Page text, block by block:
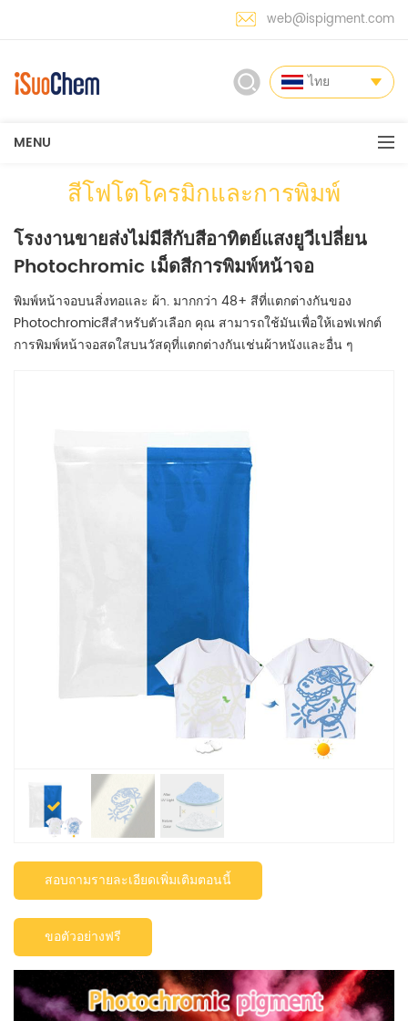
web@ispigment.com
ไทย
MENU
สีโฟโตโครมิกและการพิมพ์
โรงงานขายส่งไม่มีสีกับสีอาทิตย์แสงยูวีเปลี่ยน
Photochromic เม็ดสีการพิมพ์หน้าจอ
พิมพ์หน้าจอบนสิ่งทอและ ผ้า. มากกว่า 48+ สีที่แตกต่างกันของ
Photochromicสีสำหรับตัวเลือก คุณ สามารถใช้มันเพื่อให้เอฟเฟกต์
การพิมพ์หน้าจอสดใสบนวัสดุที่แตกต่างกันเช่นผ้าหนังและอื่น ๆ
สอบถามรายละเอียดเพิ่มเติมตอนนี้
ขอตัวอย่างฟรี